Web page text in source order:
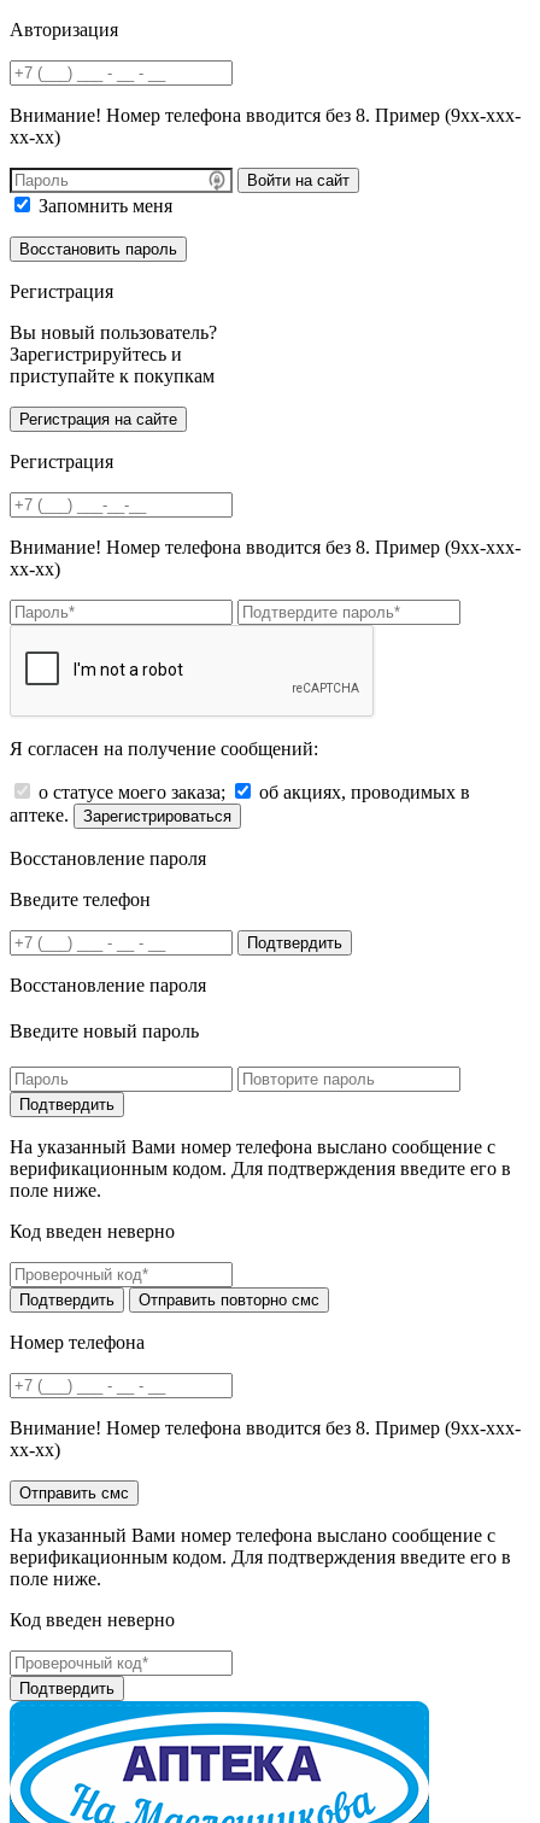
Авторизация
Внимание! Номер телефона вводится без 8. Пример (9хх-ххх-
хх-хх)
Войти на сайт
Запомнить меня
Регистрация
Вы новый пользователь?
Зарегистрируйтесь и
приступайте к покупкам
Регистрация
Внимание! Номер телефона вводится без 8. Пример (9хх-ххх-
хх-хх)
Я согласен на получение сообщений:
о статусе моего заказа;
об акциях, проводимых в
аптеке.
Зарегистрироваться
Восстановление пароля
Введите телефон
Подтвердить
Восстановление пароля
Введите новый пароль
На указанный Вами номер телефона выслано сообщение с
верификационным кодом. Для подтверждения введите его в
поле ниже.
Код введен неверно
Номер телефона
Внимание! Номер телефона вводится без 8. Пример (9хх-ххх-
хх-хх)
На указанный Вами номер телефона выслано сообщение с
верификационным кодом. Для подтверждения введите его в
поле ниже.
Код введен неверно